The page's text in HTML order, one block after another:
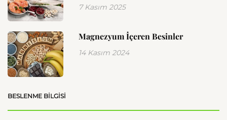
7 Kasım 2025
Magnezyum İçeren Besinler
14 Kasım 2024
BESLENME BILGISI